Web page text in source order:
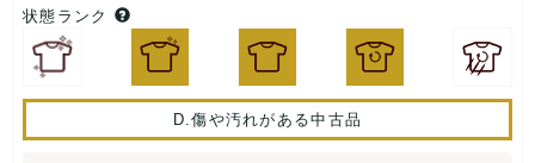
状態ランク
D.傷や汚れがある中古品